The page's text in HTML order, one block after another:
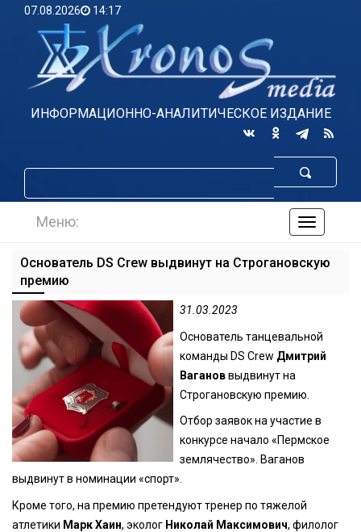
07.08.2026 14:17
ИНФОРМАЦИОННО-АНАЛИТИЧЕСКОЕ ИЗДАНИЕ
по
Меню:
Основатель DS Crew выдвинут на Строгановскую
премию
31.03.2023
Основатель танцевальной
команды DS Crew Дмитрий
Вагановвыдвинут на
Строгановскую премию.
Отбор заявок на участие в
конкурсе начало «Пермское
землячество». Ваганов
выдвинут в номинации «спорт».
Кроме того, на премию претендуют тренер по тяжелой
атлетики Марк Хаин, эколог Николай Максимович, филолог